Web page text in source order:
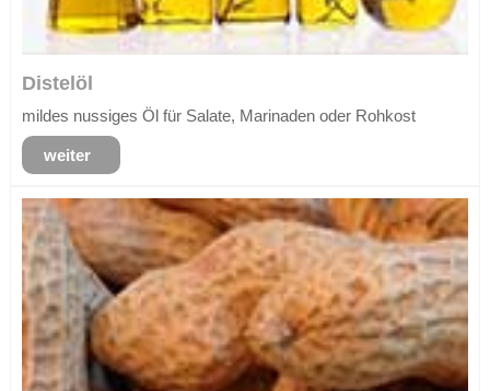
Distelöl
mildes nussiges Öl für Salate, Marinaden oder Rohkost
weiter